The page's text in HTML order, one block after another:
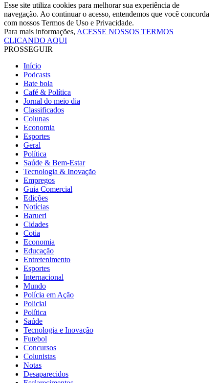
Esse site utiliza cookies para melhorar sua experiência de
navegação. Ao continuar o acesso, entendemos que você concorda
com nossos Termos de Uso e Privacidade.
Para mais informações, ACESSE NOSSOS TERMOS
CLICANDO AQUI
PROSSEGUIR
Início
Podcasts
Bate bola
Café & Política
Jornal do meio dia
Classificados
Colunas
Economia
Esportes
Geral
Política
Saúde & Bem-Estar
Tecnologia & Inovação
Empregos
Guia Comercial
Edições
Notícias
Barueri
Cidades
Cotia
Economia
Educação
Entretenimento
Esportes
Internacional
Mundo
Polícia em Ação
Policial
Política
Saúde
Tecnologia e Inovação
Futebol
Concursos
Colunistas
Notas
Desaparecidos